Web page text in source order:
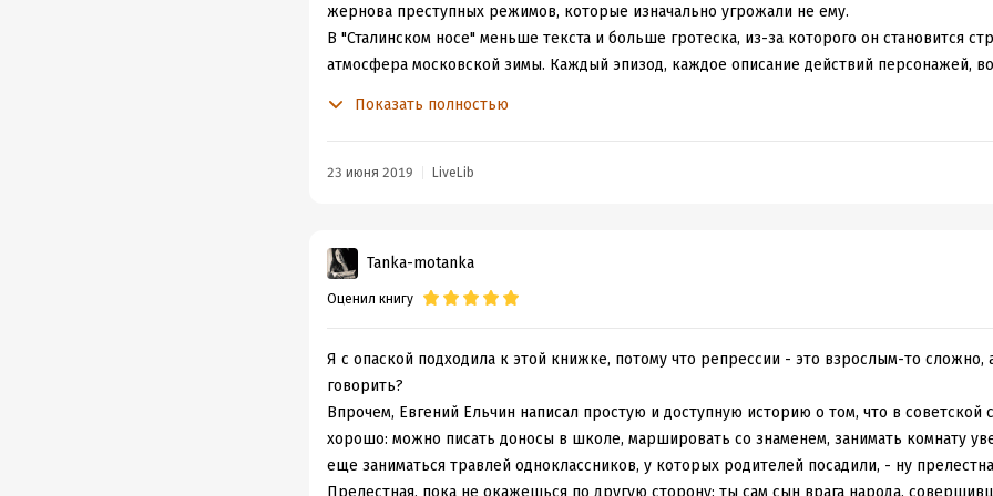
жернова преступных режимов, которые изначально угрожали не ему.
В "Сталинском носе" меньше текста и больше гротеска, из-за которого он становится
атмосфера московской зимы. Каждый эпизод, каждое описание действий персонажей,
сюда; единственно верная точка зрения, малейший шаг против которой карается
для народа" и моральная слепота — это все то, с чем мы сталкивались и с последствиями
сей день. Отрицать этого невозможно.
И именно поэтому читать об этом необходимо и детям, для которых предназначена эта
возможно, и было, но только до той поры, пока один из товарищей не вспоминал о
сделать хоть что-то для прекращения замалчивания тёмных пятен нашей истории и
поколению всю правду. Ведь сегодня уже не приходится бояться "черного воронка" и
за инакомыслие. Или?..
Показать полностью
23 июня 2019 LiveLib
Tanka-motanka
Оценил книгу
Я с опаской подходила к этой книжке, потому что репрессии - это взрослым-то сложно,
говорить?
Впрочем, Евгений Ельчин написал простую и доступную историю о том, что в советской
хорошо: можно писать доносы в школе, маршировать со знаменем, занимать комнату
еще заниматься травлей одноклассников, у которых родителей посадили, - ну
Прелестная, пока не окажешься по другую сторону: ты сам сын врага народа,